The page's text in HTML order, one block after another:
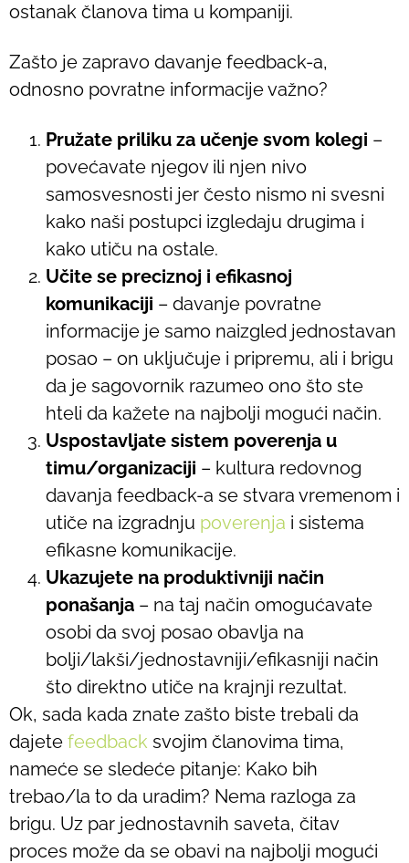
ostanak članova tima u kompaniji.
Zašto je zapravo davanje feedback-a,
odnosno povratne informacije važno?
Pružate priliku za učenje svom kolegi –
povećavate njegov ili njen nivo
samosvesnosti jer često nismo ni svesni
kako naši postupci izgledaju drugima i
kako utiču na ostale.
Učite se preciznoj i efikasnoj
komunikaciji – davanje povratne
informacije je samo naizgled jednostavan
posao – on uključuje i pripremu, ali i brigu
da je sagovornik razumeo ono što ste
hteli da kažete na najbolji mogući način.
Uspostavljate sistem poverenja u
timu/organizaciji – kultura redovnog
davanja feedback-a se stvara vremenom i
utiče na izgradnju poverenja i sistema
efikasne komunikacije.
Ukazujete na produktivniji način
ponašanja – na taj način omogućavate
osobi da svoj posao obavlja na
bolji/lakši/jednostavniji/efikasniji način
što direktno utiče na krajnji rezultat.
Ok, sada kada znate zašto biste trebali da
dajete feedback svojim članovima tima,
nameće se sledeće pitanje: Kako bih
trebao/la to da uradim? Nema razloga za
brigu. Uz par jednostavnih saveta, čitav
proces može da se obavi na najbolji mogući